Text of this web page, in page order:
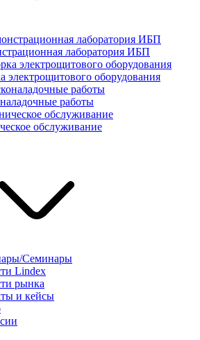
лаборатория ИБП
электрощитового оборудования
работы
обслуживание
Семинары
Lindex
рынка
и кейсы